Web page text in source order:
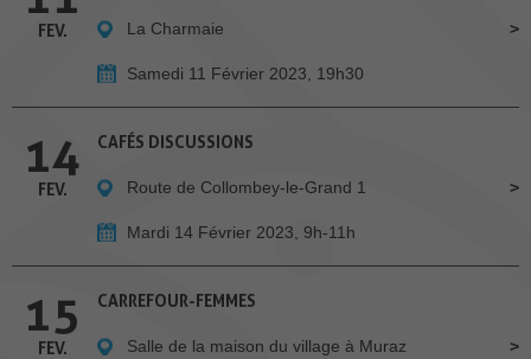
FEV. La Charmaie
Samedi 11 Février 2023, 19h30
14
FEV.
CAFÉS DISCUSSIONS
Route de Collombey-le-Grand 1
Mardi 14 Février 2023, 9h-11h
15
FEV.
CARREFOUR-FEMMES
Salle de la maison du village à Muraz